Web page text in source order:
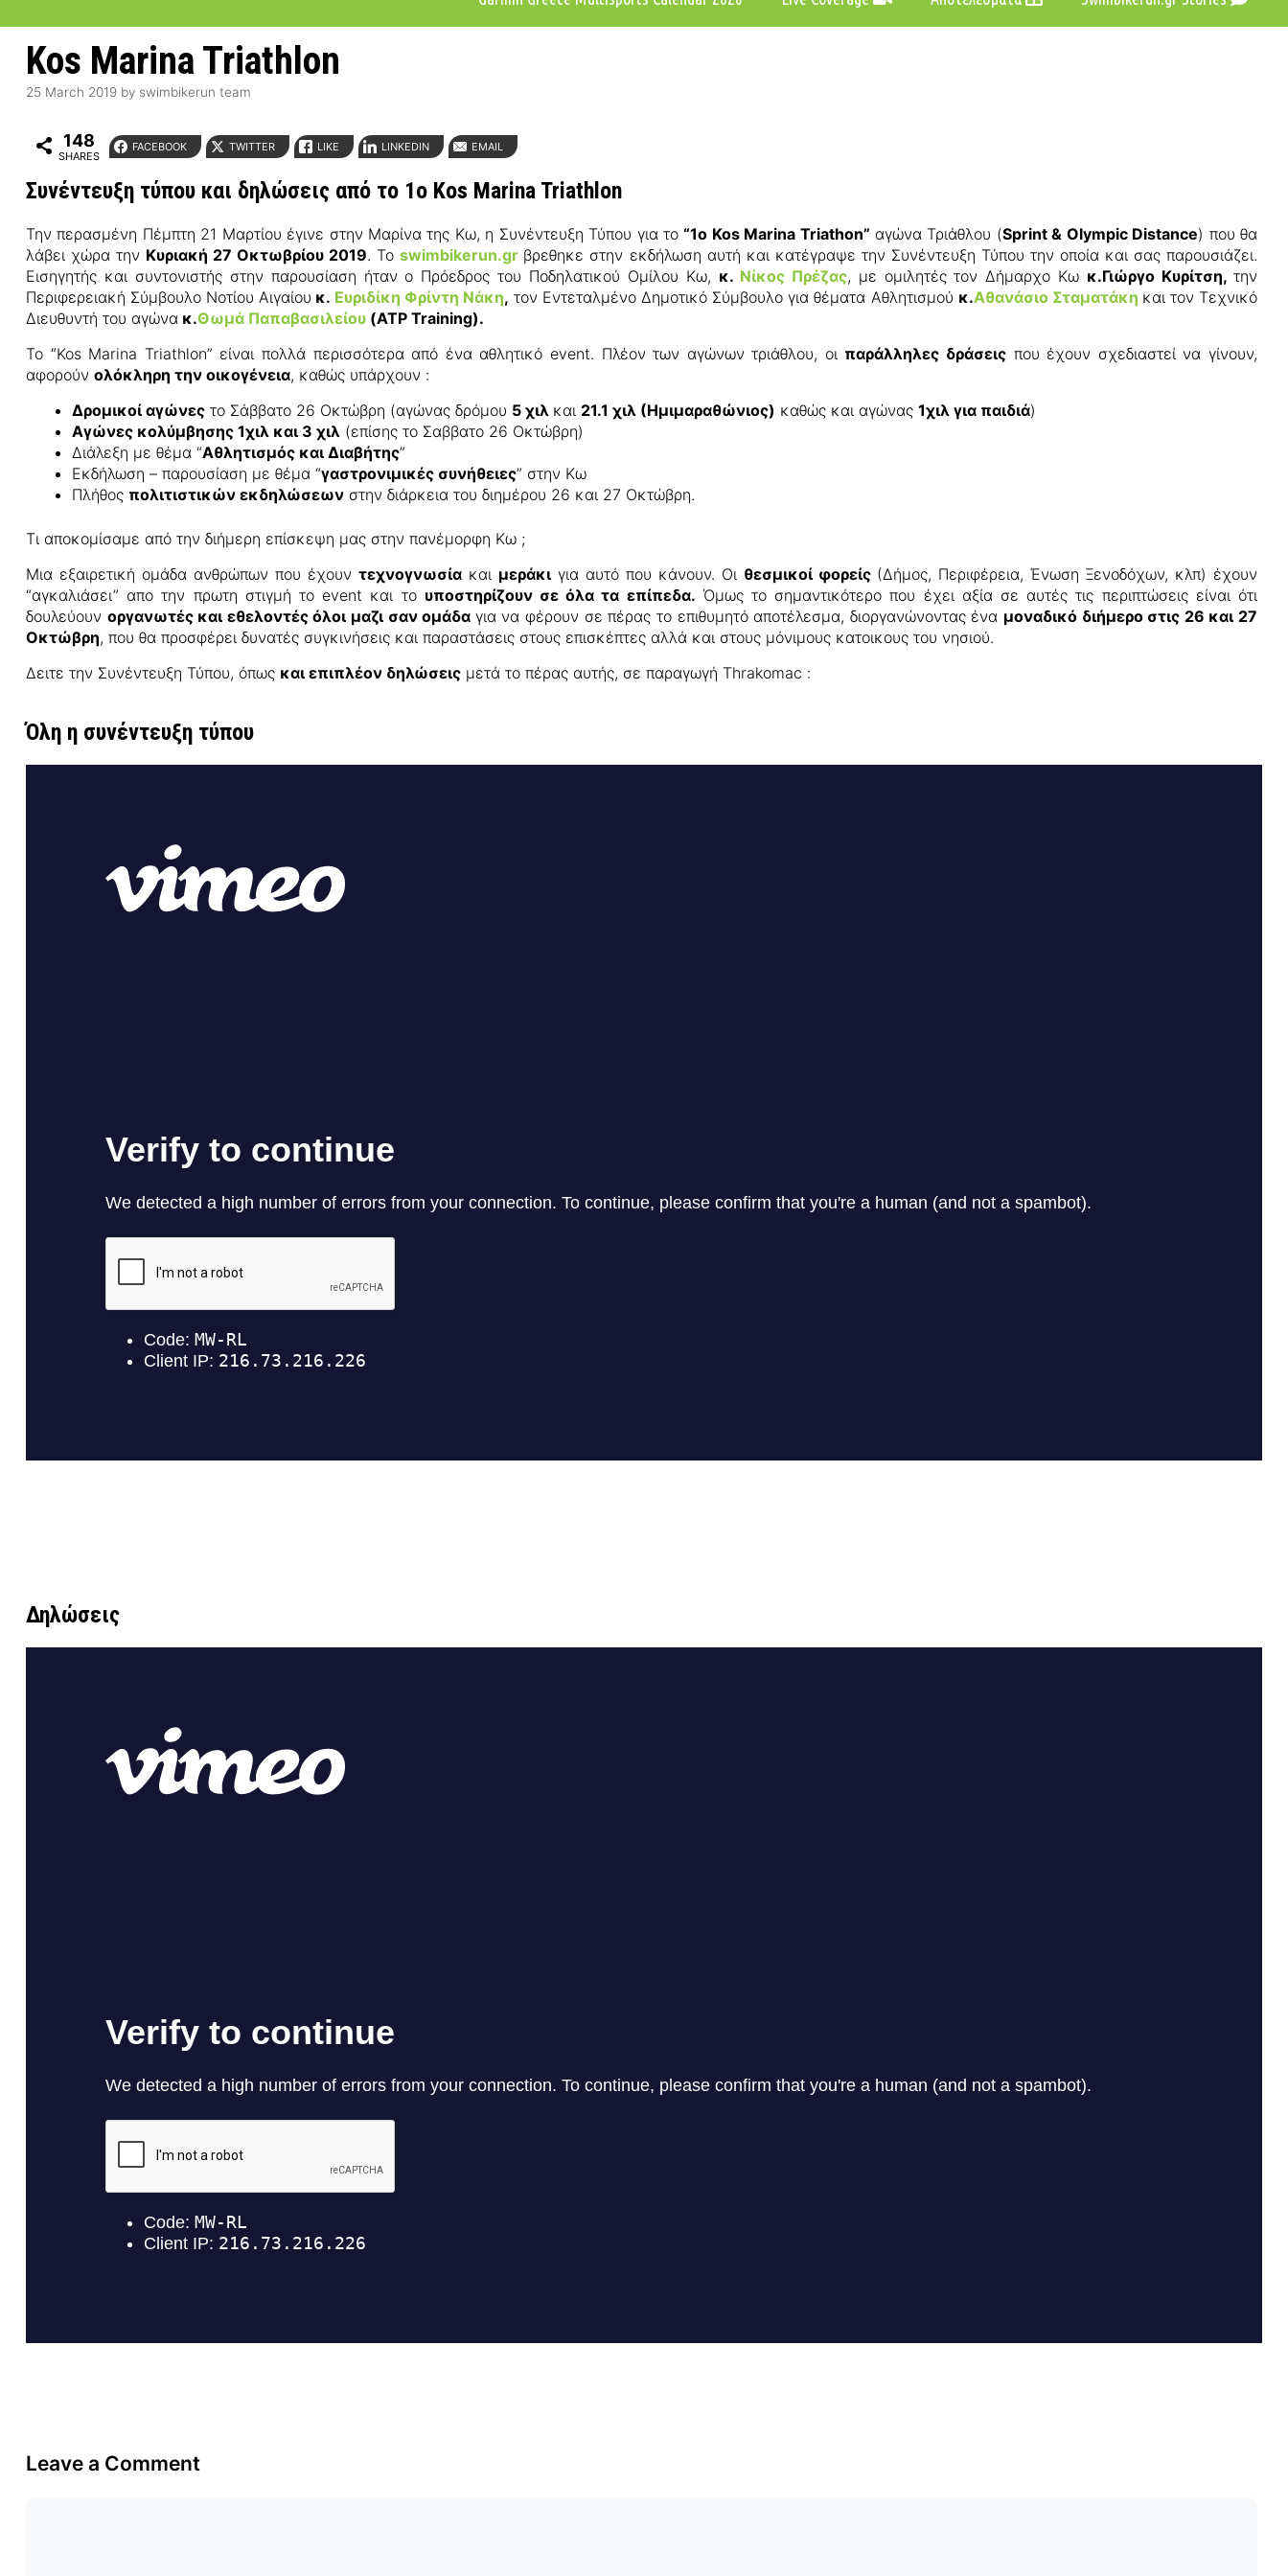
Kos Marina Triathlon
25 March 2019 by swimbikerun team
148
SHARES
FACEBOOK TWITTER LIKE LINKEDIN EMAIL
Συνέντευξη τύπου και δηλώσεις από το 1ο Kos Marina Triathlon
Την περασμένη Πέμπτη 21 Μαρτίου έγινε στην Μαρίνα της Κω, η Συνέντευξη Τύπου για το“1ο Kos Marina Triathon” αγώνα Τριάθλου (Sprint & Olympic Distance) που θα
λάβει χώρα την Κυριακή 27 Οκτωβρίου 2019. Τοswimbikerun.gr βρεθηκε στην εκδήλωση αυτή και κατέγραψε την Συνέντευξη Τύπου την οποία και σας παρουσιάζει.
Εισηγητής και συντονιστής στην παρουσίαση ήταν ο Πρόεδρος του Ποδηλατικού Ομίλου Κω, κ. Νίκος Πρέζας, με ομιλητές τον Δήμαρχο Κω κ.Γιώργο Κυρίτση,την
Περιφερειακή Σύμβουλο Νοτίου Αιγαίου κ. Ευριδίκη Φρίντη Νάκη, τον Εντεταλμένο Δημοτικό Σύμβουλο για θέματα Αθλητισμού κ.Αθανάσιο Σταματάκη και τον Τεχνικό
Διευθυντή του αγώνα κ.Θωμά Παπαβασιλείου (ATP Training).
Το “Kos Marina Triathlon” είναι πολλά περισσότερα από ένα αθλητικό event. Πλέον των αγώνων τριάθλου, οι παράλληλες δράσεις που έχουν σχεδιαστεί να γίνουν,
αφορούν ολόκληρη την οικογένεια, καθώς υπάρχουν :
Δρομικοί αγώνες το Σάββατο 26 Οκτώβρη (αγώνας δρόμου 5 χιλ και 21.1 χιλ (Ημιμαραθώνιος) καθώς και αγώνας 1χιλ για παιδιά)
Αγώνες κολύμβησης 1χιλ και 3 χιλ (επίσης το Σαββατο 26 Οκτώβρη)
Διάλεξη με θέμα “Αθλητισμός και Διαβήτης”
Εκδήλωση – παρουσίαση με θέμα “γαστρονιμικές συνήθειες” στην Κω
Πλήθος πολιτιστικών εκδηλώσεων στην διάρκεια του διημέρου 26 και 27 Οκτώβρη.
Τι αποκομίσαμε από την διήμερη επίσκεψη μας στην πανέμορφη Κω ;
Μια εξαιρετική ομάδα ανθρώπων που έχουν τεχνογνωσία και μεράκι για αυτό που κάνουν. Οι θεσμικοί φορείς (Δήμος, Περιφέρεια, Ένωση Ξενοδόχων, κλπ) έχουν
“αγκαλιάσει” απο την πρωτη στιγμή το event και το υποστηρίζουν σε όλα τα επίπεδα. Όμως το σημαντικότερο που έχει αξία σε αυτές τις περιπτώσεις είναι ότι
δουλεύουν οργανωτές και εθελοντές όλοι μαζι σαν ομάδα για να φέρουν σε πέρας το επιθυμητό αποτέλεσμα, διοργανώνοντας ένα μοναδικό διήμερο στις 26 και 27
Οκτώβρη, που θα προσφέρει δυνατές συγκινήσεις και παραστάσεις στους επισκέπτες αλλά και στους μόνιμους κατοικους του νησιού.
Δειτε την Συνέντευξη Τύπου, όπως και επιπλέον δηλώσεις μετά το πέρας αυτής, σε παραγωγή Thrakomac :
Όλη η συνέντευξη τύπου
Δηλώσεις
Leave a Comment